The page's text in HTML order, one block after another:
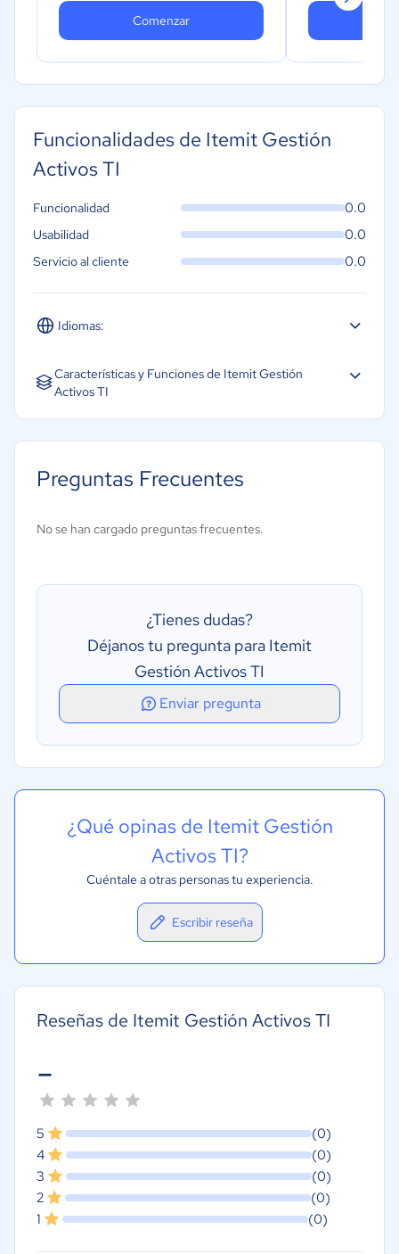
Comenzar
Funcionalidades de Itemit Gestión
Activos TI
Idiomas:
Español Inglés
Funcionalidad 0.0
Usabilidad 0.0
Servicio al cliente 0.0
Características y Funciones de Itemit Gestión
Activos TI
Gestión de configuración
Seguimiento de la conformidad
Preguntas Frecuentes
No se han cargado preguntas frecuentes.
¿Tienes dudas?
Déjanos tu pregunta para Itemit
Gestión Activos TI
Enviar pregunta
¿Qué opinas de Itemit Gestión
Activos TI?
Cuéntale a otras personas tu experiencia.
Escribir reseña
Reseñas de Itemit Gestión Activos TI
-
5
(0)
4
(0)
3
(0)
2
(0)
1
(0)